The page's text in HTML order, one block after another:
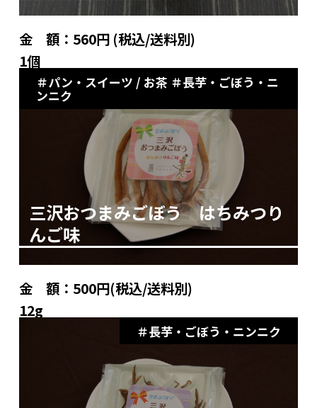
金 額： 560円 (税込/送料別)
1個
パン・スイーツ / お茶 長芋・ごぼう・ニ
ンニク
三沢おつまみごぼう はちみつり
んご味
金 額： 500円(税込/送料別)
12g
長芋・ごぼう・ニンニク